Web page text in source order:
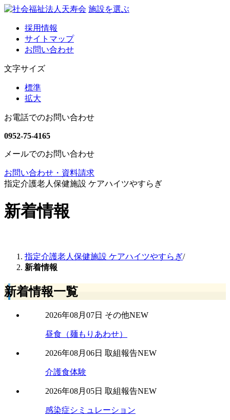
施設を選ぶ
採用情報
サイトマップ
お問い合わせ
文字サイズ
標準
拡大
お電話でのお問い合わせ
0952-75-4165
メールでのお問い合わせ
お問い合わせ・資料請求
指定介護老人保健施設 ケアハイツやすらぎ
新着情報
指定介護老人保健施設 ケアハイツやすらぎ/
新着情報
新着情報一覧
2026年08月07日 その他NEW
昼食（麺もりあわせ）
2026年08月06日 取組報告NEW
介護食体験
2026年08月05日 取組報告NEW
感染症シミュレーション